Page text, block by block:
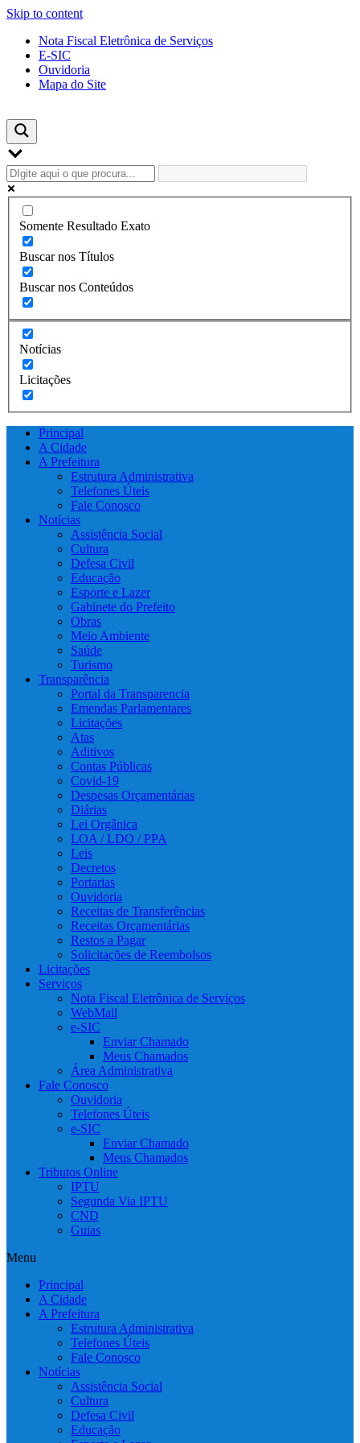
Skip to content
Nota Fiscal Eletrônica de Serviços
E-SIC
Ouvidoria
Mapa do Site
Somente Resultado Exato
Buscar nos Títulos
Buscar nos Conteúdos
Notícias
Licitações
Principal
A Cidade
A Prefeitura
Estrutura Administrativa
Telefones Úteis
Fale Conosco
Notícias
Assistência Social
Cultura
Defesa Civil
Educação
Esporte e Lazer
Gabinete do Prefeito
Obras
Meio Ambiente
Saúde
Turismo
Transparência
Portal da Transparencia
Emendas Parlamentares
Licitações
Atas
Aditivos
Contas Públicas
Covid-19
Despesas Orçamentárias
Diárias
Lei Orgânica
LOA / LDO / PPA
Leis
Decretos
Portarias
Ouvidoria
Receitas de Transferências
Receitas Orçamentárias
Restos a Pagar
Solicitações de Reembolsos
Licitações
Serviços
Nota Fiscal Eletrônica de Serviços
WebMail
e-SIC
Enviar Chamado
Meus Chamados
Área Administrativa
Fale Conosco
Ouvidoria
Telefones Úteis
e-SIC
Enviar Chamado
Meus Chamados
Tributos Online
IPTU
Segunda Via IPTU
CND
Guias
Menu
Principal
A Cidade
A Prefeitura
Estrutura Administrativa
Telefones Úteis
Fale Conosco
Notícias
Assistência Social
Cultura
Defesa Civil
Educação